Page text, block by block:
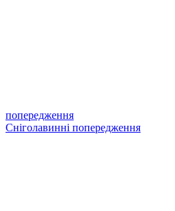
попередження
Сніголавинні попередження